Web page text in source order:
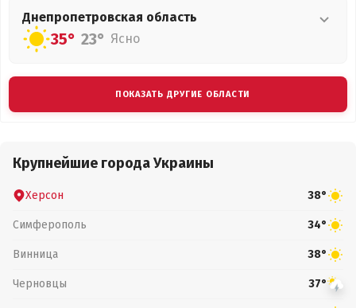
Днепропетровская область
35° 23° Ясно
ПОКАЗАТЬ ДРУГИЕ ОБЛАСТИ
Крупнейшие города Украины
Херсон 38°
Симферополь 34°
Винница 38°
Черновцы 37°